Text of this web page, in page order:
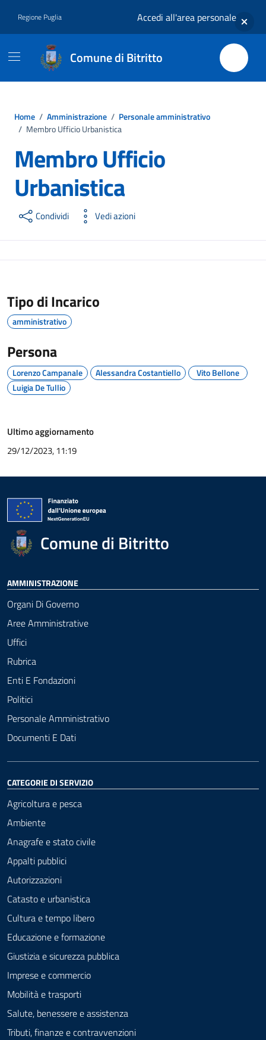
Regione Puglia Accedi all'area personale
Comune di Bitritto
Home / Amministrazione / Personale amministrativo
/ Membro Ufficio Urbanistica
Membro Ufficio
Urbanistica
Condividi Vedi azioni
Tipo di Incarico
amministrativo
Persona
Lorenzo Campanale Alessandra Costantiello
Vito Bellone
Luigia De Tullio
Ultimo aggiornamento
29/12/2023, 11:19
Comune di Bitritto
AMMINISTRAZIONE
Organi Di Governo
Aree Amministrative
Uffici
Rubrica
Enti E Fondazioni
Politici
Personale Amministrativo
Documenti E Dati
CATEGORIE DI SERVIZIO
Agricoltura e pesca
Ambiente
Anagrafe e stato civile
Appalti pubblici
Autorizzazioni
Catasto e urbanistica
Cultura e tempo libero
Educazione e formazione
Giustizia e sicurezza pubblica
Imprese e commercio
Mobilità e trasporti
Salute, benessere e assistenza
Tributi, finanze e contravvenzioni